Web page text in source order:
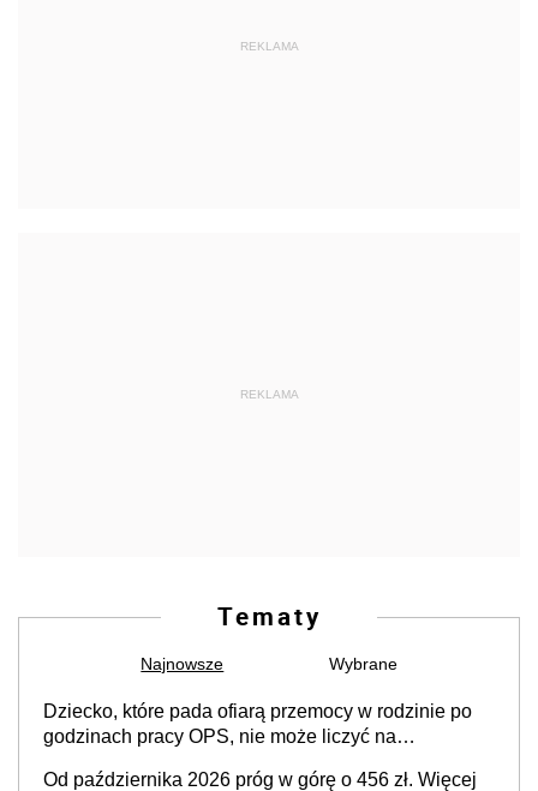
REKLAMA
REKLAMA
Tematy
Najnowsze Wybrane
Dziecko, które pada ofiarą przemocy w rodzinie po
godzinach pracy OPS, nie może liczyć na
Od października 2026 próg w górę o 456 zł. Więcej